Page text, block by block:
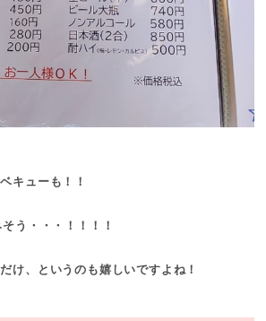
キューも！！
う・・・！！！！
け、というのも嬉しいですよね！